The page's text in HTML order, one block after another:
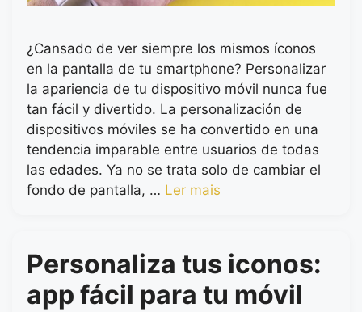
¿Cansado de ver siempre los mismos íconos
en la pantalla de tu smartphone? Personalizar
la apariencia de tu dispositivo móvil nunca fue
tan fácil y divertido. La personalización de
dispositivos móviles se ha convertido en una
tendencia imparable entre usuarios de todas
las edades. Ya no se trata solo de cambiar el
fondo de pantalla, … Ler mais
Personaliza tus iconos:
app fácil para tu móvil